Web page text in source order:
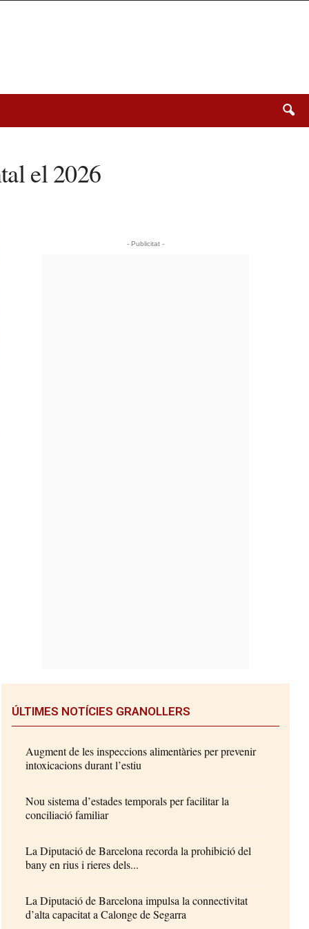
el 2026
- Publicitat -
ÚLTIMES NOTÍCIES GRANOLLERS
Augment de les inspeccions alimentàries per prevenir
intoxicacions durant l’estiu
Nou sistema d’estades temporals per facilitar la
conciliació familiar
La Diputació de Barcelona recorda la prohibició del
bany en rius i rieres dels...
La Diputació de Barcelona impulsa la connectivitat
d’alta capacitat a Calonge de Segarra